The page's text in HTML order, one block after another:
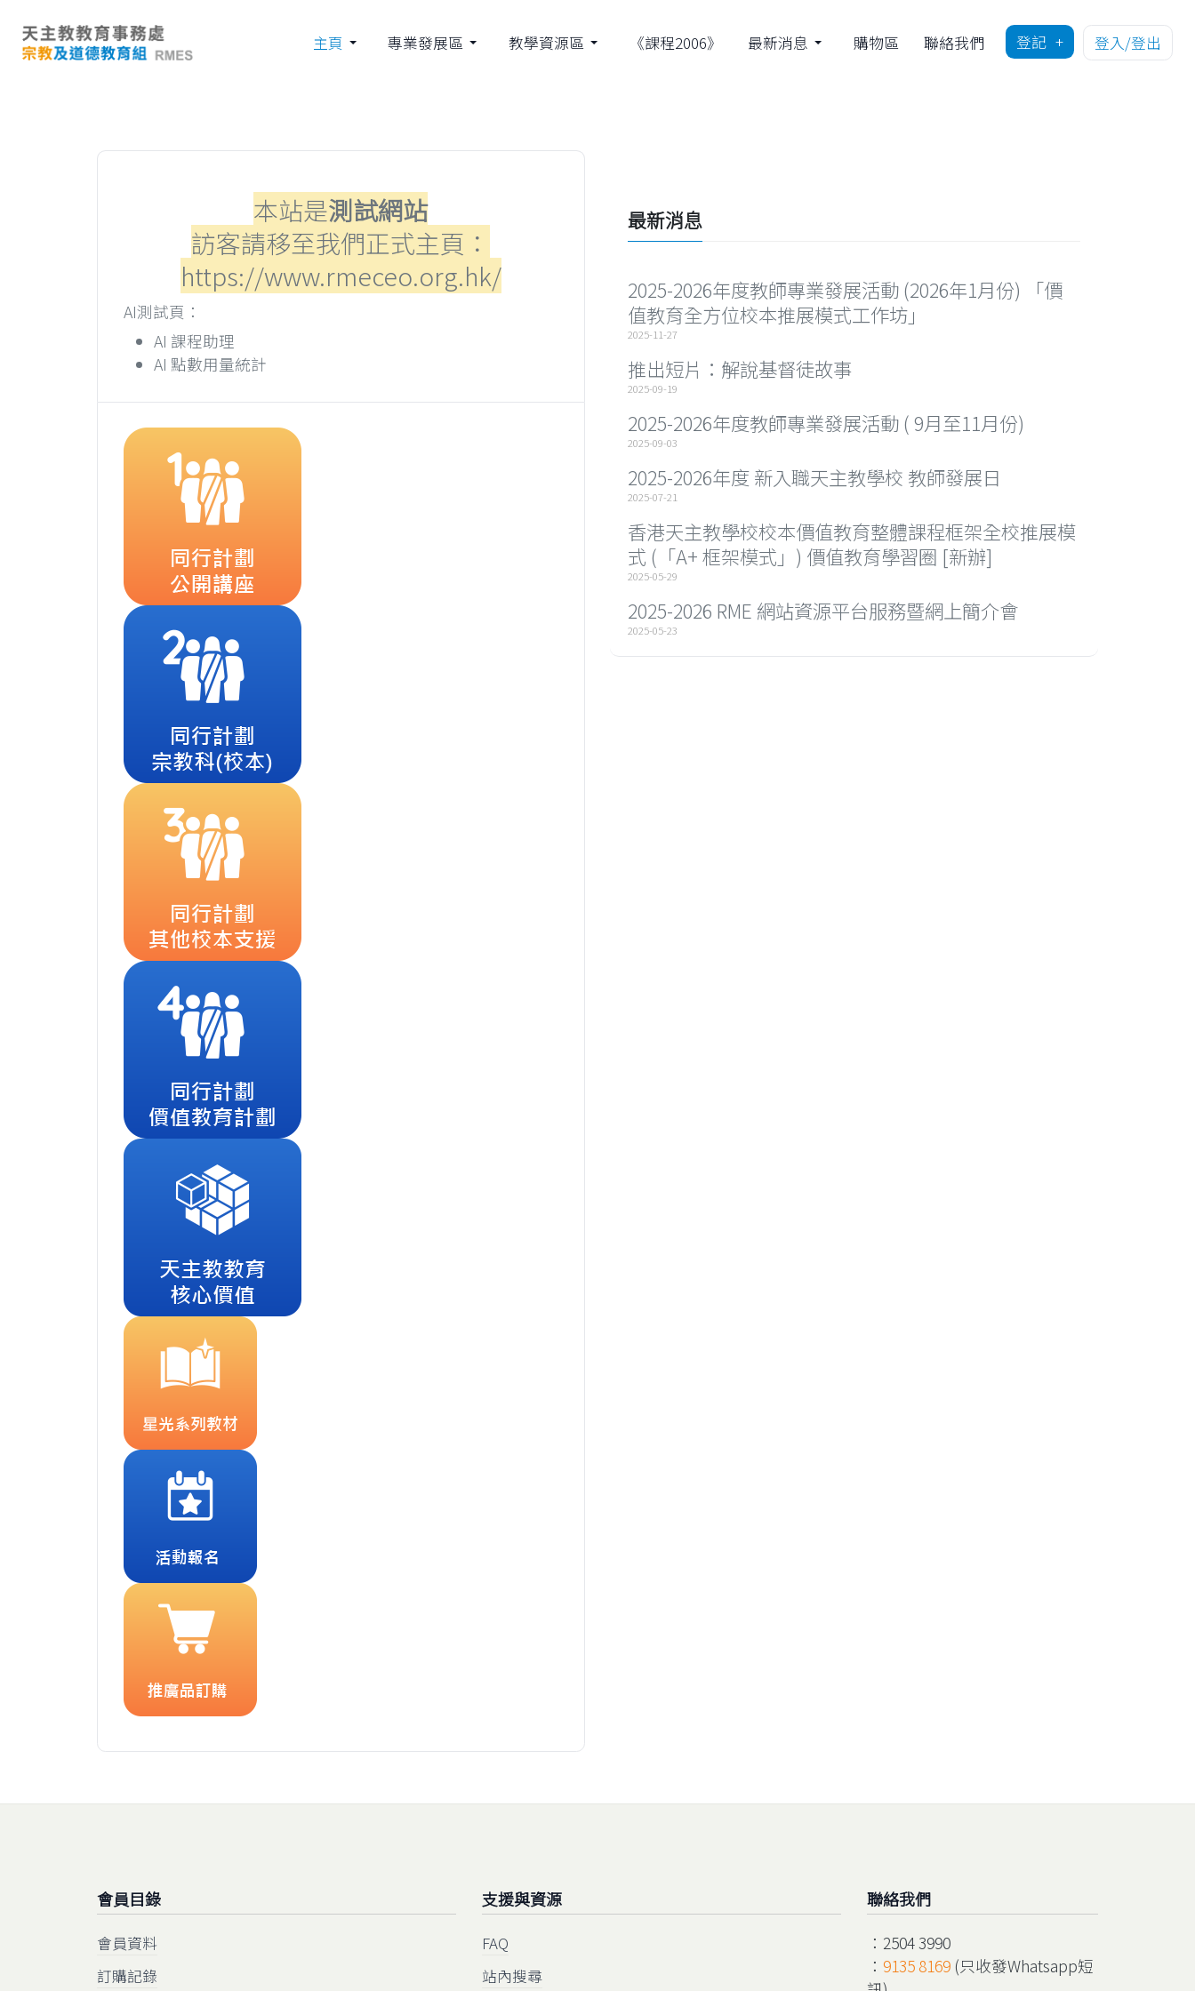
主頁 專業發展區 教學資源區 《課程2006》 最新消息 購物區 聯絡我們 登記 登入/登出
本站是測試網站
訪客請移至我們正式主頁：
https://www.rmeceo.org.hk/
AI測試頁：
AI 課程助理
AI 點數用量統計
最新消息
2025-2026年度教師專業發展活動 (2026年1月份) 「價
值教育全方位校本推展模式工作坊」
2025-11-27
推出短片：解說基督徒故事
2025-09-19
2025-2026年度教師專業發展活動 ( 9月至11月份)
2025-09-03
2025-2026年度 新入職天主教學校 教師發展日
2025-07-21
香港天主教學校校本價值教育整體課程框架全校推展模
式 (「A+ 框架模式」) 價值教育學習圈 [新辦]
2025-05-29
2025-2026 RME 網站資源平台服務暨網上簡介會
2025-05-23
會員目錄
會員資料
訂購記錄
支援與資源
FAQ
站內搜尋
聯絡我們
：2504 3990
： 9135 8169 (只收發Whatsapp短